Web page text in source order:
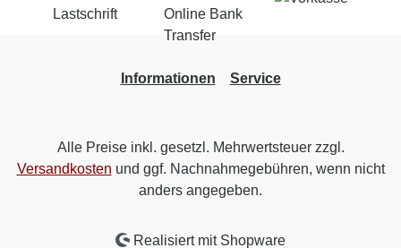
Informationen Service
Alle Preise inkl. gesetzl. Mehrwertsteuer zzgl.
Versandkosten und ggf. Nachnahmegebühren, wenn nicht
anders angegeben.
Realisiert mit Shopware